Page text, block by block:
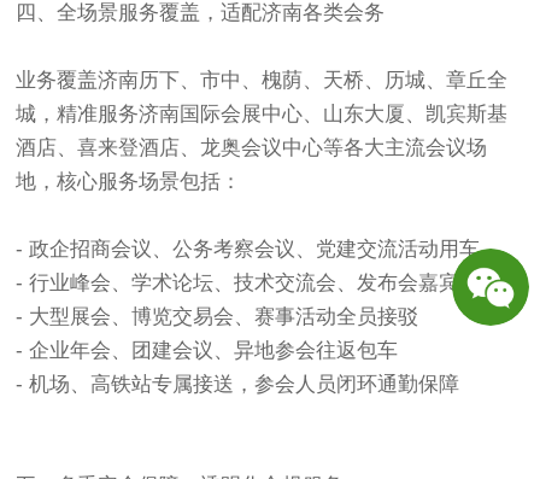
四、全场景服务覆盖，适配济南各类会务
业务覆盖济南历下、市中、槐荫、天桥、历城、章丘全
城，精准服务济南国际会展中心、山东大厦、凯宾斯基
酒店、喜来登酒店、龙奥会议中心等各大主流会议场
地，核心服务场景包括：
- 政企招商会议、公务考察会议、党建交流活动用车
- 行业峰会、学术论坛、技术交流会、发布会嘉宾接送
- 大型展会、博览交易会、赛事活动全员接驳
- 企业年会、团建会议、异地参会往返包车
- 机场、高铁站专属接送，参会人员闭环通勤保障